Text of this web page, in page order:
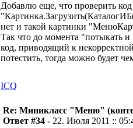
Добавлю еще, что проверить
нет и такой картинки
Так что до момента "потыкать
код, приводящий к
потестить, тогда можно будет
ICQ
Re: Миникласс "Меню"
Ответ #34 - 22. Июля 2011 ::